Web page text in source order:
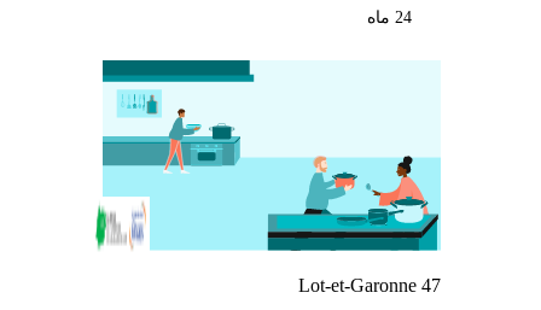
24 ماه
Lot-et-Garonne 47